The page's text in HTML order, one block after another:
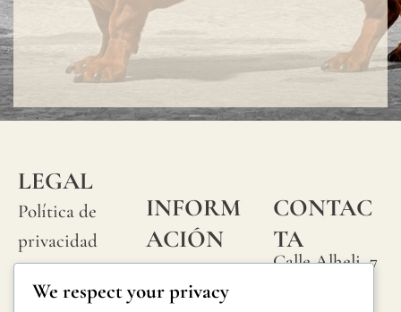
LEGAL
Política de
privacidad
Política de
INFORM
ACIÓN
Preguntas
frecuentes
CONTAC
TA
Calle Alheli, 7
We respect your privacy